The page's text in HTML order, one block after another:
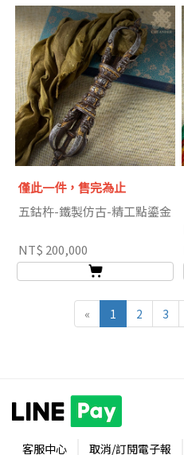
僅此一件，售完為止
五鈷杵-鐵製仿古-精工點鎏金
NT$ 200,000
« 1 2 3
客服中心 取消/訂閱電子報